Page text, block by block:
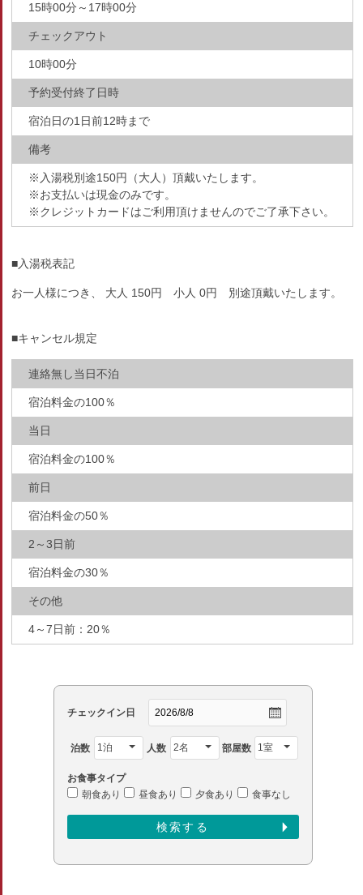
15時00分～17時00分
チェックアウト
10時00分
予約受付終了日時
宿泊日の1日前12時まで
備考
※入湯税別途150円（大人）頂戴いたします。
※お支払いは現金のみです。
※クレジットカードはご利用頂けませんのでご了承下さい。
■入湯税表記
お一人様につき、 大人 150円 小人 0円 別途頂戴いたします。
■キャンセル規定
連絡無し当日不泊
宿泊料金の100％
当日
宿泊料金の100％
前日
宿泊料金の50％
2～3日前
宿泊料金の30％
その他
4～7日前：20％
チェックイン日
泊数 人数 部屋数
お食事タイプ
朝食あり
昼食あり 夕食あり 食事なし